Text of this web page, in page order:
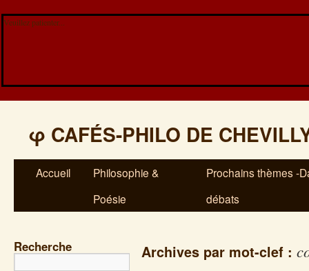
Veuillez patienter...
φ CAFÉS-PHILO DE
Accueil
Philosophie &
Poésie
Prochains thèmes -
débats
Recherche Archives par mot-clef :